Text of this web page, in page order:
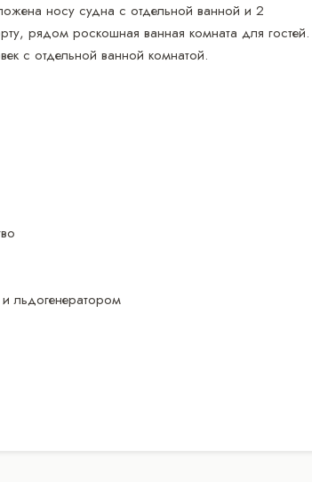
носу судна с отдельной ванной и 2
рядом роскошная ванная комната для гостей.
с отдельной ванной комнатой.
льдогенератором